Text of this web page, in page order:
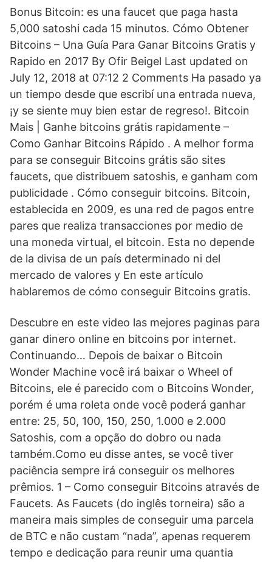
Bonus Bitcoin: es una faucet que paga hasta
5,000 satoshi cada 15 minutos. Cómo Obtener
Bitcoins – Una Guía Para Ganar Bitcoins Gratis y
Rapido en 2017 By Ofir Beigel Last updated on
July 12, 2018 at 07:12 2 Comments Ha pasado ya
un tiempo desde que escribí una entrada nueva,
¡y se siente muy bien estar de regreso!. Bitcoin
Mais | Ganhe bitcoins grátis rapidamente –
Como Ganhar Bitcoins Rápido . A melhor forma
para se conseguir Bitcoins grátis são sites
faucets, que distribuem satoshis, e ganham com
publicidade . Cómo conseguir bitcoins. Bitcoin,
establecida en 2009, es una red de pagos entre
pares que realiza transacciones por medio de
una moneda virtual, el bitcoin. Esta no depende
de la divisa de un país determinado ni del
mercado de valores y En este artículo
hablaremos de cómo conseguir Bitcoins gratis.
Descubre en este video las mejores paginas para
ganar dinero online en bitcoins por internet.
Continuando… Depois de baixar o Bitcoin
Wonder Machine você irá baixar o Wheel of
Bitcoins, ele é parecido com o Bitcoins Wonder,
porém é uma roleta onde você poderá ganhar
entre: 25, 50, 100, 150, 250, 1.000 e 2.000
Satoshis, com a opção do dobro ou nada
também.Como eu disse antes, se você tiver
paciência sempre irá conseguir os melhores
prêmios. 1 – Como conseguir Bitcoins através de
Faucets. As Faucets (do inglês torneira) são a
maneira mais simples de conseguir uma parcela
de BTC e não custam “nada”, apenas requerem
tempo e dedicação para reunir uma quantia